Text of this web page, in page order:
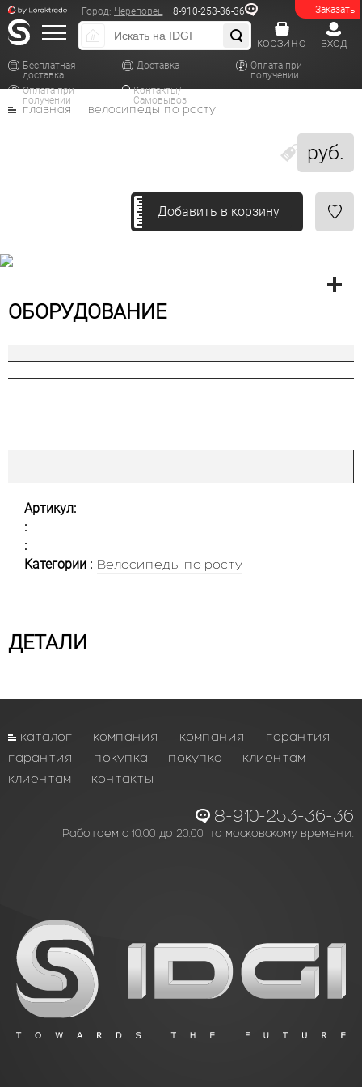
Заказать
Город: Череповец 8-910-253-36-36
Бесплатная
доставка
Доставка
Оплата при
получении
Оплата при
получении
Контакты/
Самовывоз
вход
корзина
руб.
главная велосипеды по росту
Добавить в корзину
ОБОРУДОВАНИЕ
Артикул:
:
:
Категории : Велосипеды по росту
ДЕТАЛИ
каталог компания компания
гарантия
гарантия
покупка покупка
клиентам
клиентам
контакты
8-910-253-36-36
Работаем с 10.00 до 20.00 по московскому времени.